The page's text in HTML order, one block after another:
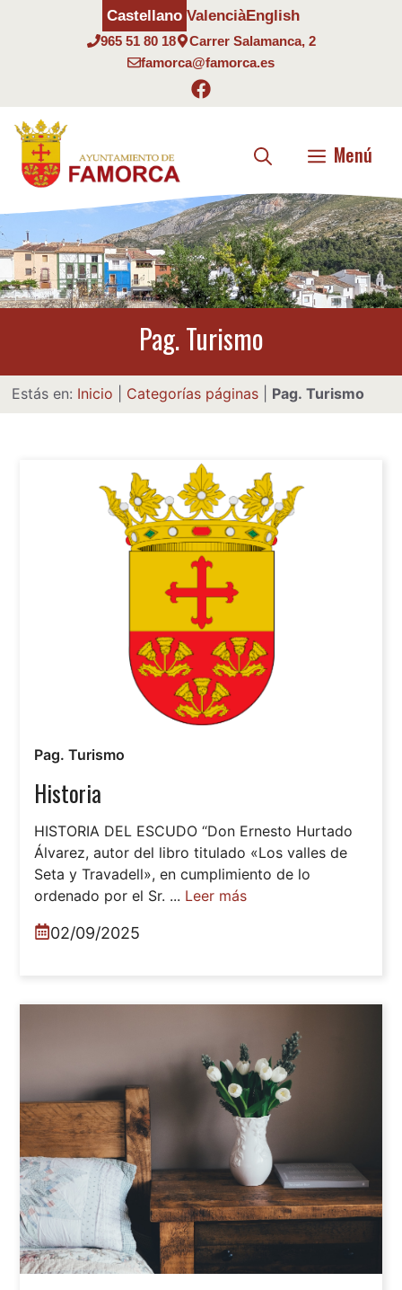
965 51 80 18
Carrer Salamanca, 2
famorca@famorca.es
Castellano ValenciàEnglish
Menú
Pag. Turismo
Estás en: Inicio Categorías páginas Pag. Turismo
Pag. Turismo
Historia
HISTORIA DEL ESCUDO “Don Ernesto Hurtado
Álvarez, autor del libro titulado «Los valles de
Seta y Travadell», en cumplimiento de lo
ordenado por el Sr. ... Leer más
02/09/2025